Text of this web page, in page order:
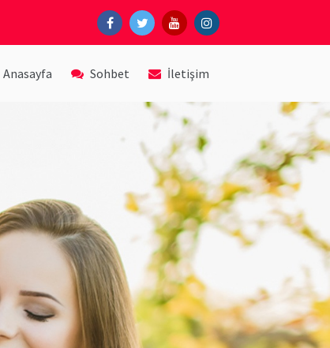
Anasayfa Sohbet İletişim